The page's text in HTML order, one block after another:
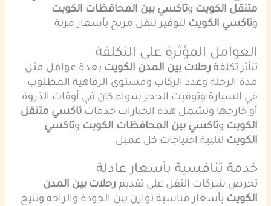
متنقل الكويت وتاكسي بين المحافظات الكويت
وتاكسي الكويت لتوفير تنقل مريح بأسعار مرنة
العوامل المؤثرة على التكلفة
تتأثر تكلفة رحلات بين المدن الكويت بعدة عوامل مثل
مدة الرحلة وعدد الركاب ومستوى الرفاهية المطلوب
في السيارة وتوقيت الحجز سواء كان في أوقات الذروة
أو خارجها وتشمل هذه الخيارات خدماتتاكسي متنقل
الكويت وتاكسي بين المحافظات الكويت وتاكسي
الكويت لتلبية احتياجات كل عميل
خدمة تنافسية بأسعار عادلة
تحرص شركات النقل على تقديم رحلات بين المدن
الكويت بأسعار مناسبة توازن بين الجودة والراحة وتتيح